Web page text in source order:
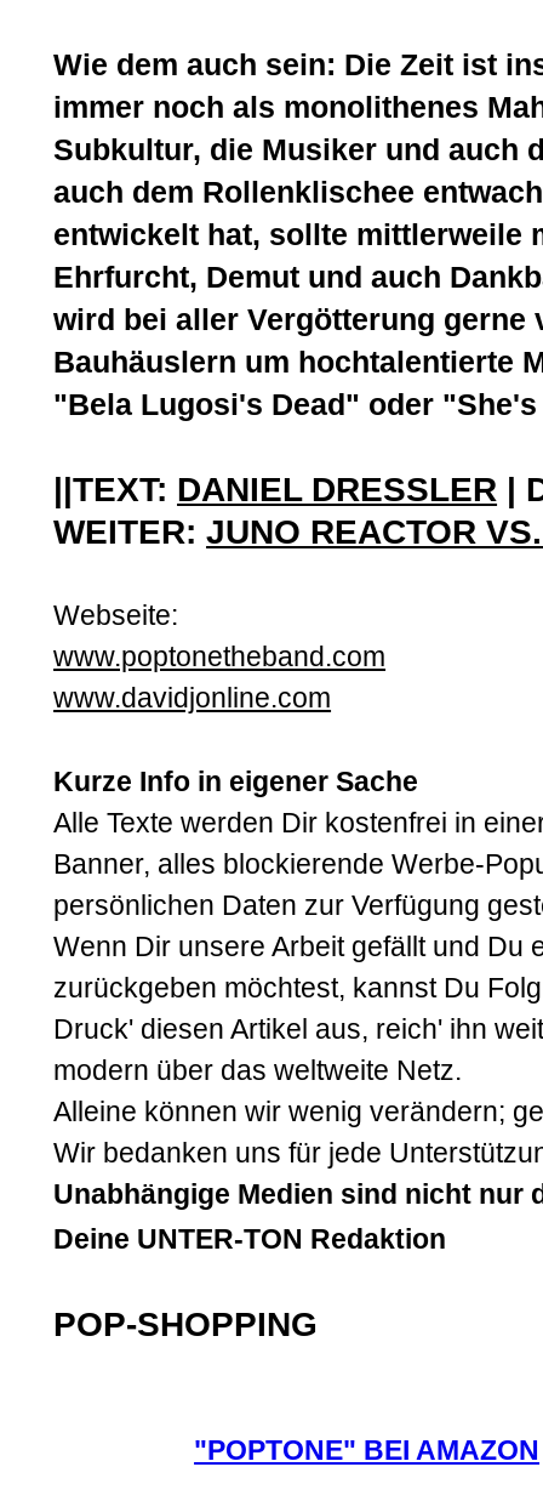
Wie dem auch sein: Die Zeit ist
immer noch als monolithenes
Subkultur, die Musiker und auch
auch dem Rollenklischee
entwickelt hat, sollte mittlerweile
Ehrfurcht, Demut und auch
wird bei aller Vergötterung gerne
Bauhäuslern um hochtalentierte
"Bela Lugosi's Dead" oder
||TEXT: DANIEL DRESSLER |
WEITER:JUNO REACTOR
Webseite:
www.poptonetheband.com
www.davidjonline.com
Kurze Info in eigener Sache
Alle Texte werden Dir kostenfrei in
Banner, alles blockierende Werbe-
persönlichen Daten zur Verfügung
Wenn Dir unsere Arbeit gefällt und
zurückgeben möchtest, kannst Du
Druck' diesen Artikel aus, reich' ihn
modern über das weltweite Netz.
Alleine können wir wenig verändern;
Wir bedanken uns für jede
Unabhängige Medien sind nicht nur
Deine UNTER-TON Redaktion
POP-SHOPPING
"POPTONE" BEI AMAZON